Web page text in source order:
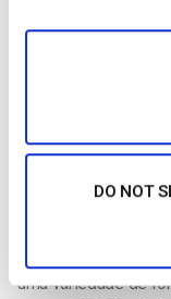
DO NOT
empresas de
melhorar a
Felizmente, a
soluções de CMS
uma variedade de